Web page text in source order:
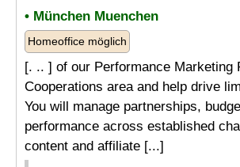
• München Muenchen
Homeoffice möglich
[. .. ] of our Performance Marketing
Cooperations area and help drive
You will manage partnerships,
performance across established
content and affiliate [...]